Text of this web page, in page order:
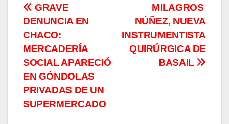
Navegación
de
entradas
MILAGROS
NÚÑEZ, NUEVA
INSTRUMENTISTA
QUIRÚRGICA DE
BASAIL
GRAVE
DENUNCIA EN
CHACO:
MERCADERÍA
SOCIAL APARECIÓ
EN GÓNDOLAS
PRIVADAS DE UN
SUPERMERCADO